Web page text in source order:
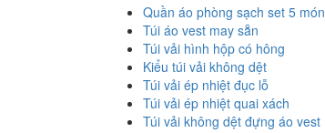
Quần áo phòng sạch set 5 món
Túi áo vest may sẵn
Túi vải hình hộp có hông
Kiểu túi vải không dệt
Túi vải ép nhiệt đục lỗ
Túi vải ép nhiệt quai xách
Túi vải không dệt đựng áo vest